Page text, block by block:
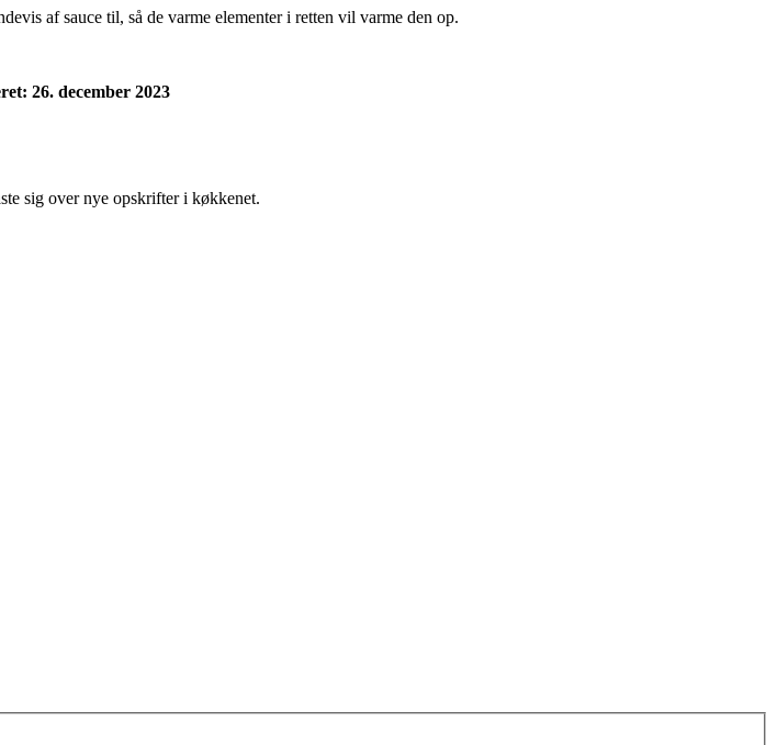
af sauce til, så de varme elementer i retten vil varme den op.
26. december 2023
sig over nye opskrifter i køkkenet.